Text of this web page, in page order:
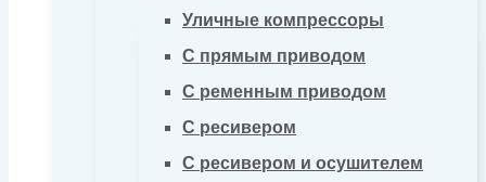
Уличные компрессоры
С прямым приводом
С ременным приводом
С ресивером
С ресивером и осушителем